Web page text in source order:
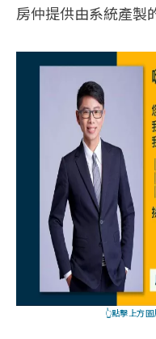
房仲提供由系統產製
👆點擊上方